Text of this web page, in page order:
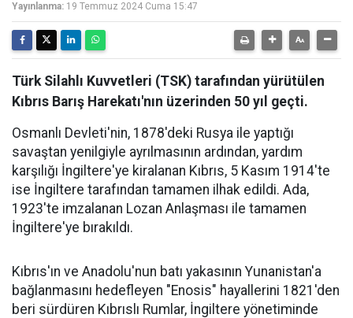
Yayınlanma: 19 Temmuz 2024 Cuma 15:47
Türk Silahlı Kuvvetleri (TSK) tarafından yürütülen
Kıbrıs Barış Harekatı'nın üzerinden 50 yıl geçti.
Osmanlı Devleti'nin, 1878'deki Rusya ile yaptığı
savaştan yenilgiyle ayrılmasının ardından, yardım
karşılığı İngiltere'ye kiralanan Kıbrıs, 5 Kasım 1914'te
ise İngiltere tarafından tamamen ilhak edildi. Ada,
1923'te imzalanan Lozan Anlaşması ile tamamen
İngiltere'ye bırakıldı.
Kıbrıs'ın ve Anadolu'nun batı yakasının Yunanistan'a
bağlanmasını hedefleyen "Enosis" hayallerini 1821'den
beri sürdüren Kıbrıslı Rumlar, İngiltere yönetiminde